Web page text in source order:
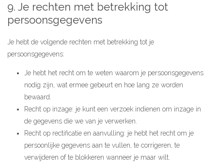
9. Je rechten met betrekking tot
persoonsgegevens
Je hebt de volgende rechten met betrekking tot je
persoonsgegevens:
Je hebt het recht om te weten waarom je persoonsgegevens
nodig zijn, wat ermee gebeurt en hoe lang ze worden
bewaard.
Recht op inzage: je kunt een verzoek indienen om inzage in
de gegevens die we van je verwerken.
Recht op rectificatie en aanvulling: je hebt het recht om je
persoonlijke gegevens aan te vullen, te corrigeren, te
verwijderen of te blokkeren wanneer je maar wilt.